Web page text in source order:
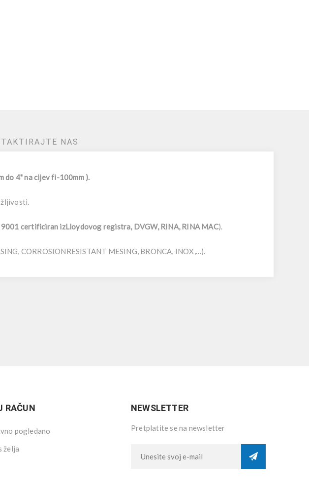
NAS
do 4" na cijev fi-100mm ).
9001 certificiran izLloydovog registra, DVGW, RINA, RINA MAC).
CORROSIONRESISTANT MESING, BRONCA, INOX,…).
RAČUN
pogledano
želja
NEWSLETTER
Pretplatite se na newsletter